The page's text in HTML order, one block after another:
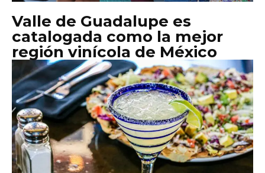
Valle de Guadalupe es
catalogada como la mejor
región vinícola de México